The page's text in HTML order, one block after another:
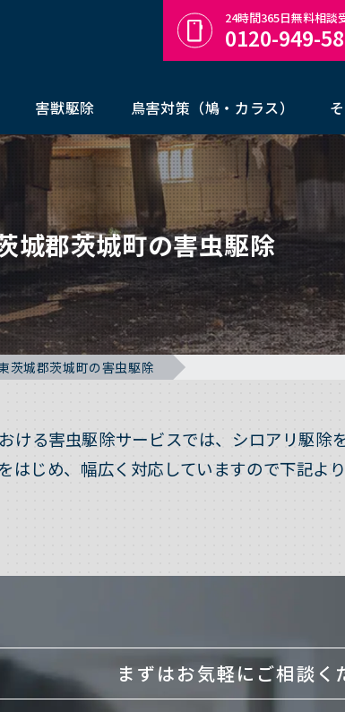
害獣駆除 鳥害対策（鳩・カラス）
24時間365日無料相談
0120-949-
城郡茨城町の害虫駆除
茨城郡茨城町の害虫駆除
ける害虫駆除サービスでは、シロアリ駆除
じめ、幅広く対応していますので下記よ
まずはお気軽にご相談く